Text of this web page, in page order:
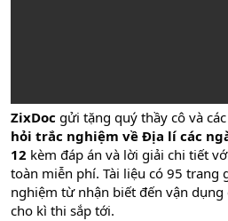
ZixDoc gửi tặng quý thầy cô và
hỏi trắc nghiệm về Địa lí các
12 kèm đáp án và lời giải chi tiết
toàn miễn phí. Tài liệu có 95 trang
nghiệm từ nhận biết đến vận dụng
cho kì thi sắp tới.